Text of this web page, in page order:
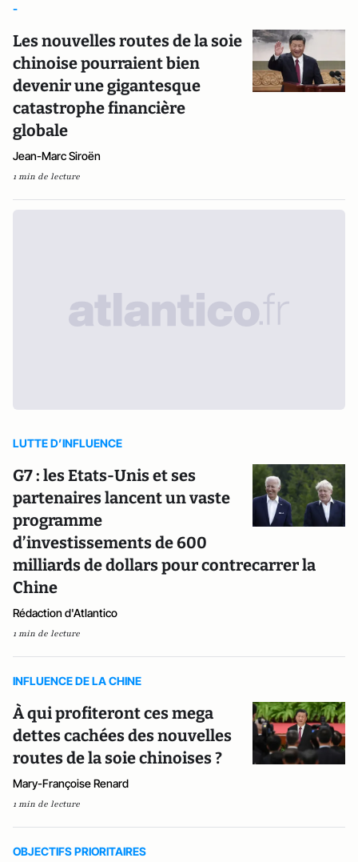
-
Les nouvelles routes de la soie
chinoise pourraient bien
devenir une gigantesque
catastrophe financière
globale
Jean-Marc Siroën
1 min de lecture
LUTTE D’INFLUENCE
G7 : les Etats-Unis et ses
partenaires lancent un vaste
programme
d’investissements de 600
milliards de dollars pour contrecarrer la
Chine
Rédaction d'Atlantico
1 min de lecture
INFLUENCE DE LA CHINE
À qui profiteront ces mega
dettes cachées des nouvelles
routes de la soie chinoises ?
Mary-Françoise Renard
1 min de lecture
OBJECTIFS PRIORITAIRES